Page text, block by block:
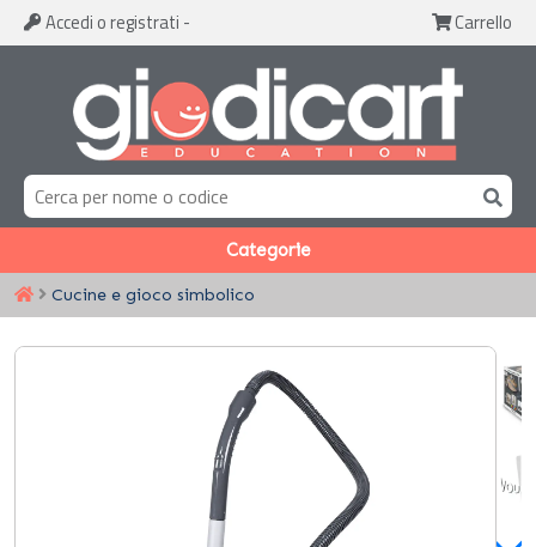
Accedi o registrati - Carrello
Categorie
Cucine e gioco simbolico